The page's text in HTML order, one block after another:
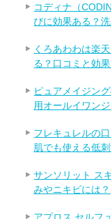
コディナ（
びに効果ある？
くろあわわは楽
る？口コミと効
ピュアメイジン
用オールイワン
フレキュレルの
肌でも使える低
サンソリット ス
みやニキビには？
アプロス セルフ